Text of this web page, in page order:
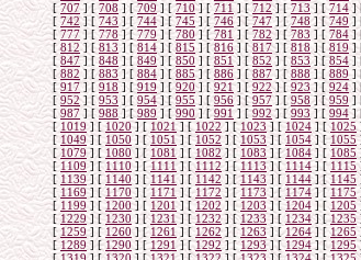
[ 707] [ 708] [709 ] [710] [ 711] [712] [ 713] [714 ]
[ 742] [ 743 ] [744] [ 745 ] [ 746] [747 ] [748] [749 ]
[777] [ 778] [779 ] [ 780] [781 ] [ 782] [783 ] [ 784]
[812] [ 813 ] [814 ] [815 ] [816] [817] [ 818 ] [819 ]
[ 847] [ 848] [ 849] [850 ] [ 851] [ 852 ] [853] [854]
[882 ] [883] [ 884 ] [885] [ 886 ] [887 ] [888 ] [ 889]
[917] [ 918] [919] [ 920] [ 921] [922] [ 923 ] [924]
[ 952] [ 953 ] [954] [955 ] [ 956] [957] [958] [959 ]
[987] [ 988 ] [ 989 ] [990 ] [991] [992] [993 ] [ 994]
[ 1019 ] [ 1020] [ 1021] [ 1022 ] [1023 ] [1024 ] [1025
[ 1049] [ 1050 ] [1051 ] [1052] [1053 ] [ 1054] [1055
[1079] [ 1080] [ 1081 ] [1082] [1083 ] [1084] [ 1085
[1109 ] [1110 ] [1111 ] [1112] [ 1113] [1114] [1115
[ 1139] [ 1140] [1141] [1142 ] [1143 ] [ 1144] [1145
[ 1169] [1170] [1171 ] [1172 ] [ 1173] [ 1174] [ 1175
[ 1199 ] [1200] [ 1201 ] [1202 ] [1203 ] [1204 ] [ 1205
[1229] [ 1230 ] [1231 ] [1232] [1233] [ 1234] [1235
[1259] [ 1260 ] [ 1261 ] [1262] [1263 ] [1264] [ 1265
[ 1289 ] [1290 ] [1291 ] [1292 ] [1293] [1294] [1295